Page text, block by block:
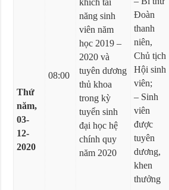
Thứ
năm,
03-
12-
2020
08:00
năng sinh
viên năm
học 2019 –
2020 và
tuyên dương
thủ khoa
trong kỳ
tuyển sinh
đại học hệ
chính quy
năm 2020
Đoàn
thanh
niên,
Chủ tịch
Hội sinh
viên;
– Sinh
viên
được
tuyên
dương,
khen
thưởng